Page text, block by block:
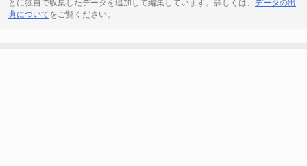
とに独自で収集したデータを追加して編集しています。詳しくは、 データの出
典についてをご覧ください。